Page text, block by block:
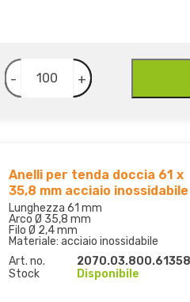
- +
Anelli per tenda doccia 61 x
35,8 mm acciaio inossidabile
Lunghezza 61 mm
Arco Ø 35,8 mm
Filo Ø 2,4 mm
Materiale: acciaio inossidabile
Art. no.
2070.03.800.61358
Stock
Disponibile